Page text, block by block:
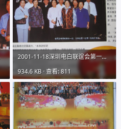
2001-11-18深圳电白联谊会第一期会刊图片01IMG_9731 (15).JPG
934.6 KB · 查看: 811